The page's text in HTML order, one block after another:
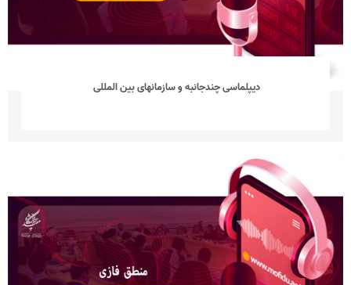
دیپلماسی چندجانبه و سازمانهای بین المللی